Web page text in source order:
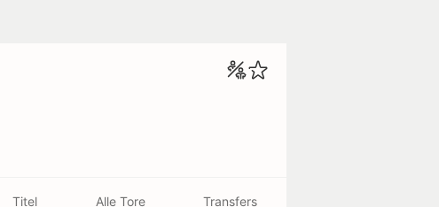
Titel Alle Tore Transfers